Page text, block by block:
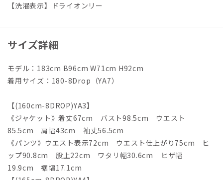
【洗濯表示】ドライオンリー
サイズ詳細
モデル：183cm B96cm W71cm H92cm
着用サイズ：180-8Drop（YA7）
【(160cm-8DROP)YA3】
《ジャケット》着丈67cm バスト98.5cm ウエスト
85.5cm 肩幅43cm 袖丈56.5cm
《パンツ》ウエスト表示72cm ウエスト仕上がり75cm ヒ
ップ90.8cm 股上22cm ワタリ幅30.6cm ヒザ幅
19.9cm 裾幅17.1cm